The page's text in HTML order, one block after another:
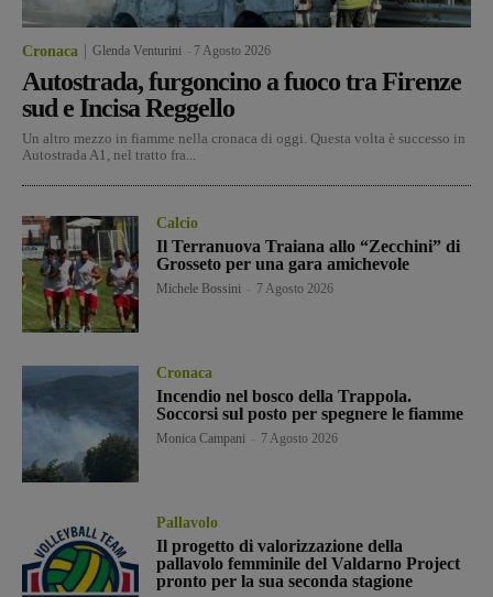
Cronaca Glenda Venturini 7 Agosto 2026
Autostrada, furgoncino a fuoco tra Firenze
sud e Incisa Reggello
Un altro mezzo in fiamme nella cronaca di oggi. Questa volta è successo in
Autostrada A1, nel tratto fra...
Calcio
Il Terranuova Traiana allo “Zecchini” di
Grosseto per una gara amichevole
Michele Bossini 7 Agosto 2026
Cronaca
Incendio nel bosco della Trappola.
Soccorsi sul posto per spegnere le fiamme
Monica Campani 7 Agosto 2026
Pallavolo
Il progetto di valorizzazione della
pallavolo femminile del Valdarno Project
pronto per la sua seconda stagione